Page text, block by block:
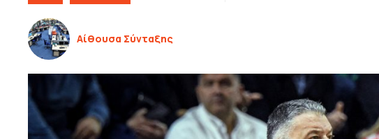
Αίθουσα Σύνταξης